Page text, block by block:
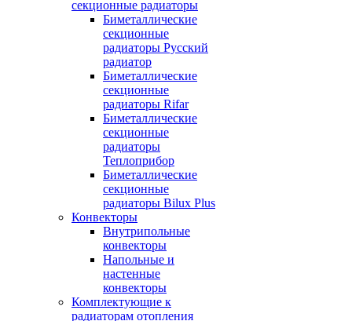
секционные радиаторы
Биметаллические
секционные
радиаторы Русский
радиатор
Биметаллические
секционные
радиаторы Rifar
Биметаллические
секционные
радиаторы
Теплоприбор
Биметаллические
секционные
радиаторы Bilux Plus
Конвекторы
Внутрипольные
конвекторы
Напольные и
настенные
конвекторы
Комплектующие к
радиаторам отопления